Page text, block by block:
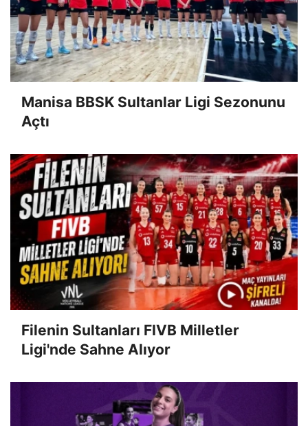
Manisa BBSK Sultanlar Ligi Sezonunu
Açtı
Filenin Sultanları FIVB Milletler
Ligi'nde Sahne Alıyor